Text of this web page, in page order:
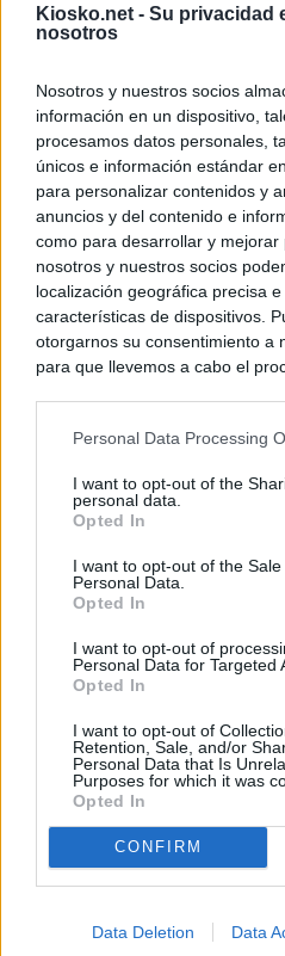
Kiosko.net - Su privacidad
nosotros
Nosotros y nuestros socios
información en un dispositivo,
procesamos datos personales,
únicos e información estándar
para personalizar contenidos y
anuncios y del contenido e
como para desarrollar y mejorar
nosotros y nuestros socios
localización geográfica precisa
características de dispositivos.
otorgarnos su consentimiento a
para que llevemos a cabo el
negar su consentimiento. Tenga
de su consentimiento, pero
rechazar tal procesamiento.
cualquier momento entrando de
visitando nuestra política de
Personal Data Processing
I want to opt-out of the
personal data.
Opted In
I want to opt-out of the
Personal Data.
Opted In
I want to opt-out of
Personal Data for Targeted
Opted In
I want to opt-out of
Retention, Sale, and/or
Personal Data that Is
Purposes for which it was
Opted In
CONFIRM
Data Deletion Data